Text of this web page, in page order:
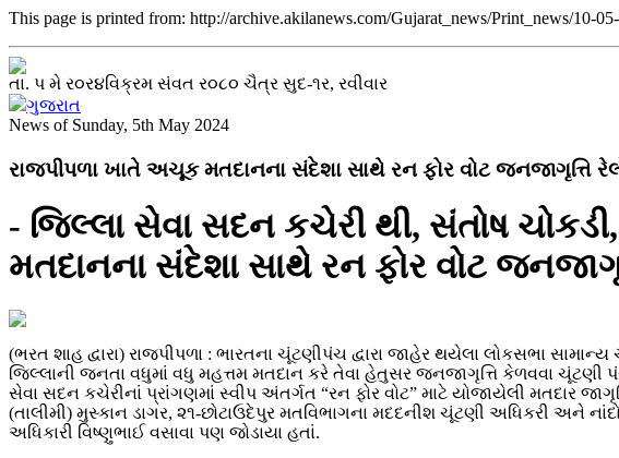
This page is printed from: http://archive.akilanews.com/Gujarat_news/Print_news/10-
તા. પ મે ર૦ર૪વિક્રમ સંવત ર૦૮૦ ચૈત્ર સુદ-૧ર, રવીવાર
ગુજરાત
News of Sunday, 5th May 2024
રાજપીપળા ખાતે અચૂક મતદાનના સંદેશા સાથે રન ફોર વોટ જનજાગૃત્તિ
- જિલ્લા સેવા સદન કચેરી થી, સંતોષ
મતદાનના સંદેશા સાથે રન ફોર વોટ
(ભરત શાહ દ્વારા) રાજપીપળા : ભારતના ચૂંટણીપંચ દ્વારા જાહેર થયેલા લોકસભા
જિલ્લાની જનતા વધુમાં વધુ મહત્તમ મતદાન કરે તેવા હેતુસર જનજાગૃત્તિ કેળવવા ચૂંટણી
સેવા સદન કચેરીનાં પ્રાંગણમાં સ્વીપ અંતર્ગત “રન ફોર વોટ” માટે યોજાયેલી મતદાર
(તાલીમી) મુસ્કાન ડાગર, ૨૧-છોટાઉદેપુર મતવિભાગના મદદનીશ ચૂંટણી અધિકરી અને
અધિકારી વિષ્ણુભાઈ વસાવા પણ જોડાયા હતાં.